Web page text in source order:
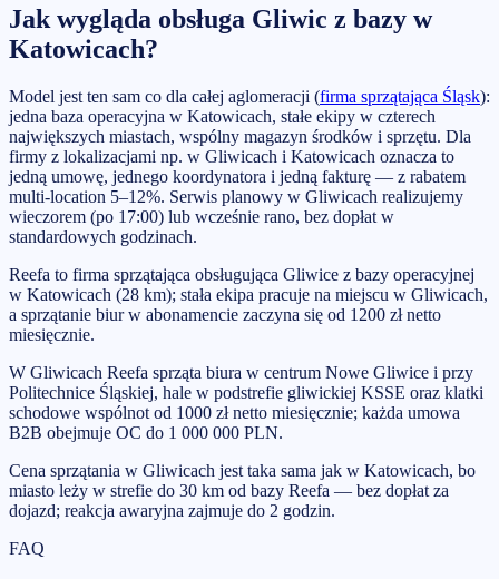
Jak wygląda obsługa Gliwic z bazy w
Katowicach?
Model jest ten sam co dla całej aglomeracji (firma sprzątająca Śląsk):
jedna baza operacyjna w Katowicach, stałe ekipy w czterech
największych miastach, wspólny magazyn środków i sprzętu. Dla
firmy z lokalizacjami np. w Gliwicach i Katowicach oznacza to
jedną umowę, jednego koordynatora i jedną fakturę — z rabatem
multi-location 5–12%. Serwis planowy w Gliwicach realizujemy
wieczorem (po 17:00) lub wcześnie rano, bez dopłat w
standardowych godzinach.
Reefa to firma sprzątająca obsługująca Gliwice z bazy operacyjnej
w Katowicach (28 km); stała ekipa pracuje na miejscu w Gliwicach,
a sprzątanie biur w abonamencie zaczyna się od 1200 zł netto
miesięcznie.
W Gliwicach Reefa sprząta biura w centrum Nowe Gliwice i przy
Politechnice Śląskiej, hale w podstrefie gliwickiej KSSE oraz klatki
schodowe wspólnot od 1000 zł netto miesięcznie; każda umowa
B2B obejmuje OC do 1 000 000 PLN.
Cena sprzątania w Gliwicach jest taka sama jak w Katowicach, bo
miasto leży w strefie do 30 km od bazy Reefa — bez dopłat za
dojazd; reakcja awaryjna zajmuje do 2 godzin.
FAQ